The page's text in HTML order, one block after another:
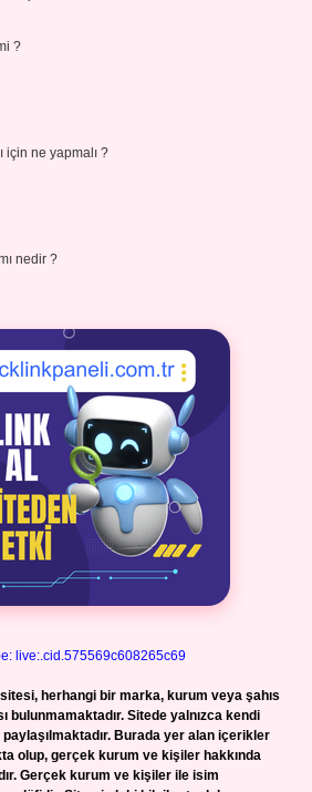
?
için ne yapmalı ?
nedir ?
live:.cid.575569c608265c69
herhangi bir marka, kurum veya şahıs
bulunmamaktadır. Sitede yalnızca kendi
paylaşılmaktadır. Burada yer alan içerikler
olup, gerçek kurum ve kişiler hakkında
Gerçek kurum ve kişiler ile isim